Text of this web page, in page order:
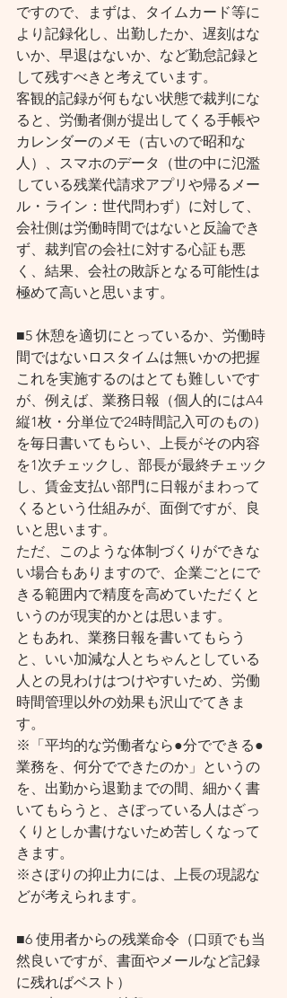
ですので、まずは、タイムカード等に
より記録化し、出勤したか、遅刻はな
いか、早退はないか、など勤怠記録と
して残すべきと考えています。
客観的記録が何もない状態で裁判にな
ると、労働者側が提出してくる手帳や
カレンダーのメモ（古いので昭和な
人）、スマホのデータ（世の中に氾濫
している残業代請求アプリや帰るメー
ル・ライン：世代問わず）に対して、
会社側は労働時間ではないと反論でき
ず、裁判官の会社に対する心証も悪
く、結果、会社の敗訴となる可能性は
極めて高いと思います。
■5 休憩を適切にとっているか、労働時
間ではないロスタイムは無いかの把握
これを実施するのはとても難しいです
が、例えば、業務日報（個人的にはA4
縦1枚・分単位で24時間記入可のもの）
を毎日書いてもらい、上長がその内容
を1次チェックし、部長が最終チェック
し、賃金支払い部門に日報がまわって
くるという仕組みが、面倒ですが、良
いと思います。
ただ、このような体制づくりができな
い場合もありますので、企業ごとにで
きる範囲内で精度を高めていただくと
いうのが現実的かとは思います。
ともあれ、業務日報を書いてもらう
と、いい加減な人とちゃんとしている
人との見わけはつけやすいため、労働
時間管理以外の効果も沢山でてきま
す。
※「平均的な労働者なら●分でできる●
業務を、何分でできたのか」というの
を、出勤から退勤までの間、細かく書
いてもらうと、さぼっている人はざっ
くりとしか書けないため苦しくなって
きます。
※さぼりの抑止力には、上長の現認な
どが考えられます。
■6 使用者からの残業命令（口頭でも当
然良いですが、書面やメールなど記録
に残ればベスト）